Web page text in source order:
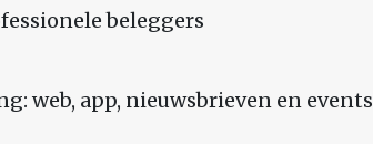
beleggers
web, app, nieuwsbrieven en events